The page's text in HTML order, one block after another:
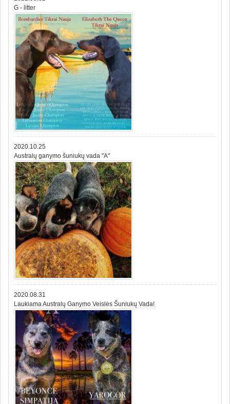
G - litter
2020.10.25
Australų ganymo šuniukų vada "A"
2020.08.31
Laukiama Australų Ganymo Veislės Šuniukų Vada!